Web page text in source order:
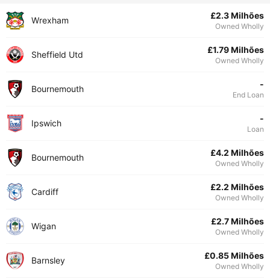
Wrexham £2.3 Milhões
Owned Wholly
Sheffield Utd £1.79 Milhões
Owned Wholly
Bournemouth -
End Loan
Ipswich -
Loan
Bournemouth £4.2 Milhões
Owned Wholly
Cardiff £2.2 Milhões
Owned Wholly
Wigan £2.7 Milhões
Owned Wholly
Barnsley £0.85 Milhões
Owned Wholly